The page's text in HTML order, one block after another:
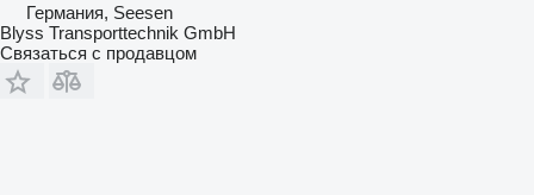
Германия, Seesen
Blyss Transporttechnik GmbH
Связаться с продавцом